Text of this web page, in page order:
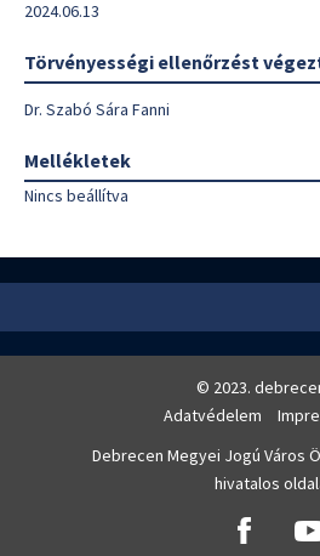
2024.06.13
Törvényességi ellenőrzést
Dr. Szabó Sára Fanni
Mellékletek
Nincs beállítva
© 2023.
Adatvédelem
Debrecen Megyei Jogú Város
hivatalos